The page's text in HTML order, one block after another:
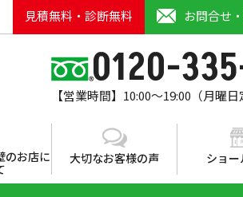
見積無料・診断無料 お問合せ
0120-
【営業時間】10:00～19:00（月曜日
のお店に
大切なお客様の声 ショ